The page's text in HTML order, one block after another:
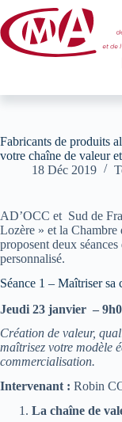
au
contenu
Fabricants de produits
votre chaîne de valeur
18 Déc 2019
AD’OCC et Sud de
Lozère » et la
proposent deux
personnalisé.
Séance 1 – Maîtriser sa
Jeudi 23 janvier –
Création de valeur,
maîtrisez votre modèle
commercialisation.
Intervenant : Robin
La chaîne de